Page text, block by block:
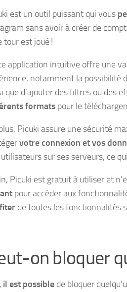
est un outil puissant qui vous
sans avoir à créer de
tour est joué !
application intuitive offre une
notamment la possibilité
que d’ajouter des filtres ou des
formats pour le
Picuki assure une sécurité
votre connexion et vos
sur ses serveurs, ce
Picuki est gratuit à utiliser et
pour accéder aux
de toutes les fonctionnalités
on bloquer
il est possible de bloquer